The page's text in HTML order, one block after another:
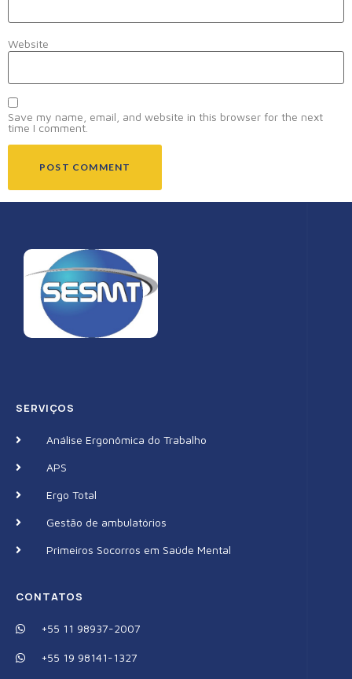
Website
Save my name, email, and website in this browser for the next
time I comment.
SERVIÇOS
Análise Ergonômica do Trabalho
APS
Ergo Total
Gestão de ambulatórios
Primeiros Socorros em Saúde Mental
CONTATOS
+55 11 98937-2007
+55 19 98141-1327